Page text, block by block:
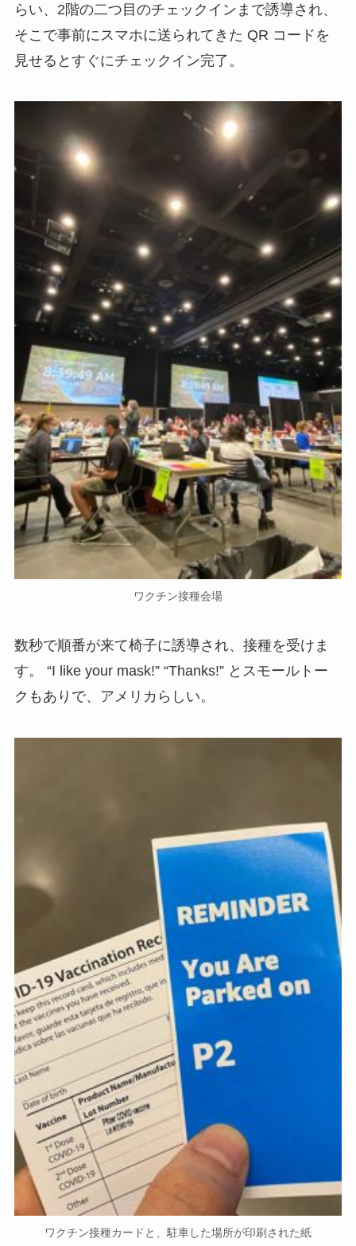
らい、2階の二つ目のチェックインまで誘導され、
そこで事前にスマホに送られてきた QR コードを
見せるとすぐにチェックイン完了。
ワクチン接種会場
数秒で順番が来て椅子に誘導され、接種を受けま
す。 “I like your mask!” “Thanks!” とスモールトー
クもありで、アメリカらしい。
ワクチン接種カードと、駐車した場所が印刷された紙